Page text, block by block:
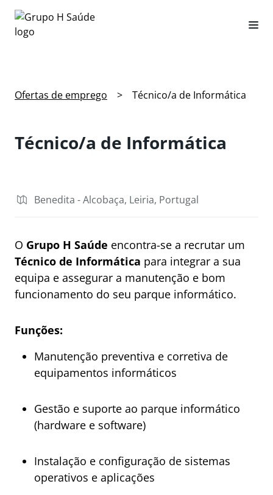
Ofertas de emprego > Técnico/a de Informática
Técnico/a de Informática
Benedita - Alcobaça, Leiria, Portugal
O Grupo H Saúde encontra-se a recrutar um
Técnico de Informática para integrar a sua
equipa e assegurar a manutenção e bom
funcionamento do seu parque informático.
Funções:
Manutenção preventiva e corretiva de
equipamentos informáticos
Gestão e suporte ao parque informático
(hardware e software)
Instalação e configuração de sistemas
operativos e aplicações